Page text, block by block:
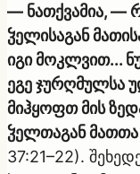
— ნათქვამია, —
ჴელისაგან
იგი მოკლვით...
ეგე ჯურღმულსა
მიჰყოფთ მის
ჴელთაგან მათთა
37:21–22).